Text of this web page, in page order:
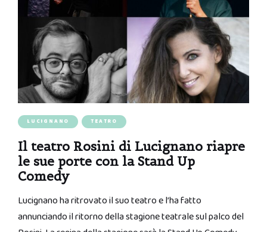
LUCIGNANO TEATRO
Il teatro Rosini di Lucignano riapre
le sue porte con la Stand Up
Comedy
Lucignano ha ritrovato il suo teatro e l’ha fatto
annunciando il ritorno della stagione teatrale sul palco del